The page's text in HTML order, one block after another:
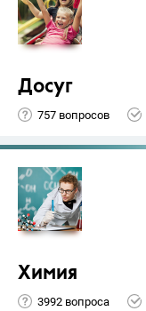
Досуг
757 вопросов
Химия
3992 вопроса